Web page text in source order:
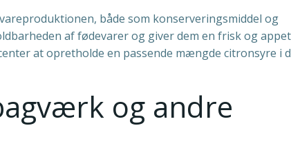
både som konserveringsmiddel og
af fødevarer og giver dem en frisk og
at opretholde en passende mængde citronsyre i
og andre